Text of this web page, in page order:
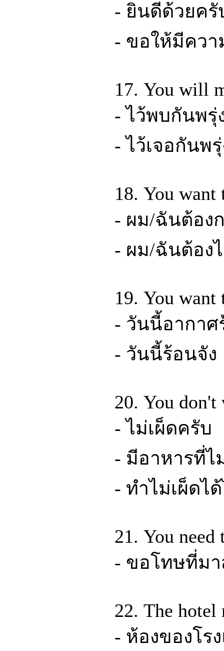
- ยินดีด้วยครั
- ขอให้มีคว
17. You will
- ไว้พบกันพรุ่
- ไว้เจอกันพ
18. You want
- ผม/ฉันต้อง
- ผม/ฉันต้อง
19. You
- วันนี้อากาศ
- วันนี้ร้อนจัง
20. You don't
- ไม่เผ็ดครับ
- มีอาหารที่ไ
- ทำไม่เผ็ดไ
21. You
- ขอโทษที่ม
22. The hotel
- ห้องของโร